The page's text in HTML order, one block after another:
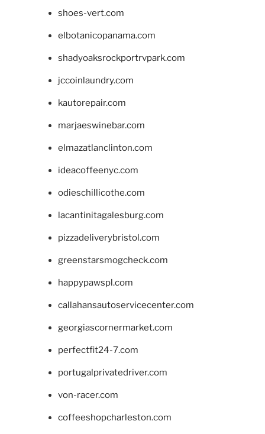
shoes-vert.com
elbotanicopanama.com
shadyoaksrockportrvpark.com
jccoinlaundry.com
kautorepair.com
marjaeswinebar.com
elmazatlanclinton.com
ideacoffeenyc.com
odieschillicothe.com
lacantinitagalesburg.com
pizzadeliverybristol.com
greenstarsmogcheck.com
happypawspl.com
callahansautoservicecenter.com
georgiascornermarket.com
perfectfit24-7.com
portugalprivatedriver.com
von-racer.com
coffeeshopcharleston.com